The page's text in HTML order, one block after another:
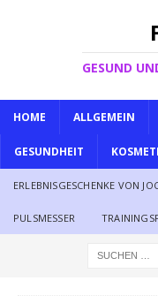
GESUND
HOME ALLGEMEIN
GESUNDHEIT
ERLEBNISGESCHENKE VON
PULSMESSER